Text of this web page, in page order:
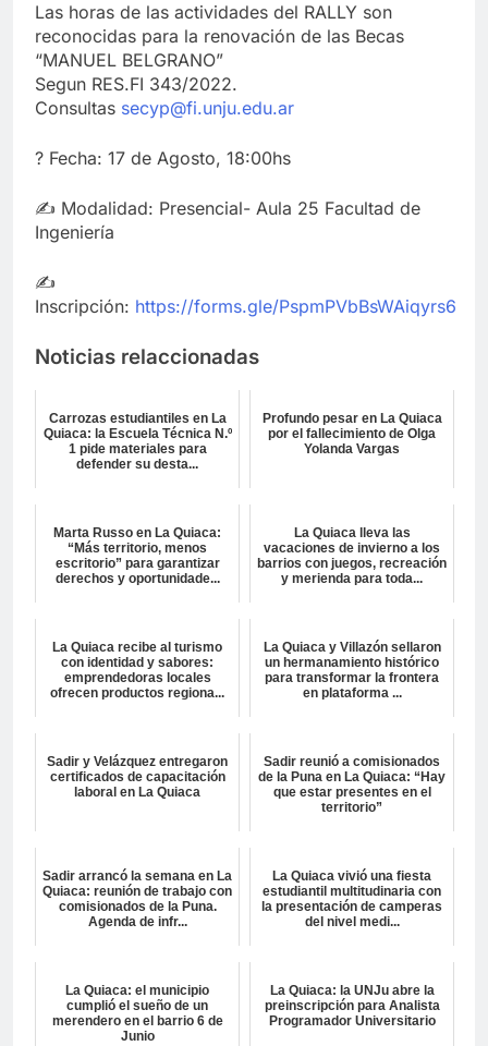
Las horas de las actividades del RALLY son
reconocidas para la renovación de las Becas
“MANUEL BELGRANO”
Segun RES.FI 343/2022.
Consultas secyp@fi.unju.edu.ar
? Fecha: 17 de Agosto, 18:00hs
✍ Modalidad: Presencial- Aula 25 Facultad de
Ingeniería
✍
Inscripción: https://forms.gle/PspmPVbBsWAiqyrs6
Noticias relaccionadas
Carrozas estudiantiles en La
Quiaca: la Escuela Técnica N.º
1 pide materiales para
defender su desta...
Profundo pesar en La Quiaca
por el fallecimiento de Olga
Yolanda Vargas
Marta Russo en La Quiaca:
“Más territorio, menos
escritorio” para garantizar
derechos y oportunidade...
La Quiaca lleva las
vacaciones de invierno a los
barrios con juegos, recreación
y merienda para toda...
La Quiaca recibe al turismo
con identidad y sabores:
emprendedoras locales
ofrecen productos regiona...
La Quiaca y Villazón sellaron
un hermanamiento histórico
para transformar la frontera
en plataforma ...
Sadir y Velázquez entregaron
certificados de capacitación
laboral en La Quiaca
Sadir reunió a comisionados
de la Puna en La Quiaca: “Hay
que estar presentes en el
territorio”
Sadir arrancó la semana en La
Quiaca: reunión de trabajo con
comisionados de la Puna.
Agenda de infr...
La Quiaca vivió una fiesta
estudiantil multitudinaria con
la presentación de camperas
del nivel medi...
La Quiaca: el municipio
cumplió el sueño de un
merendero en el barrio 6 de
Junio
La Quiaca: la UNJu abre la
preinscripción para Analista
Programador Universitario